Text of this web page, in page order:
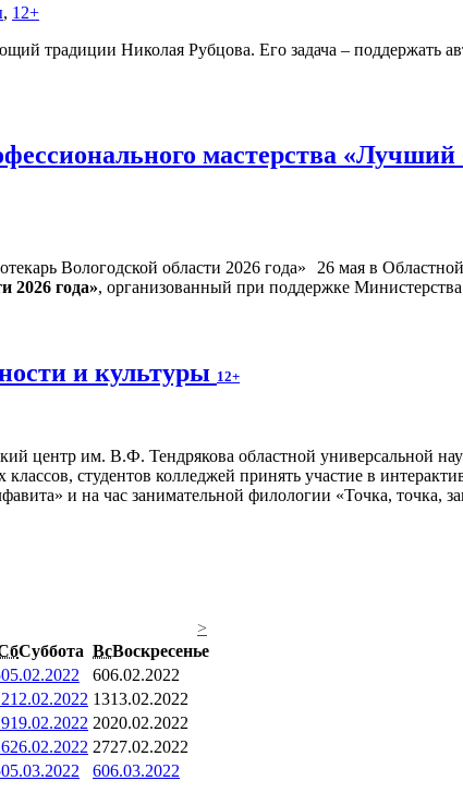
, 12+
традиции Николая Рубцова. Его задача – поддержать
мастерства «Лучший
26 мая в
2026 года», организованный при поддержке
и культуры 12+
центр им. В.Ф. Тендрякова областной универсальной
студентов колледжей принять участие в
и на час занимательной филологии «Точка, точка,
>
Суббота ВсВоскресенье
05.02.2022 606.02.2022
12.02.2022 1313.02.2022
19.02.2022 2020.02.2022
26.02.2022 2727.02.2022
05.03.2022 606.03.2022